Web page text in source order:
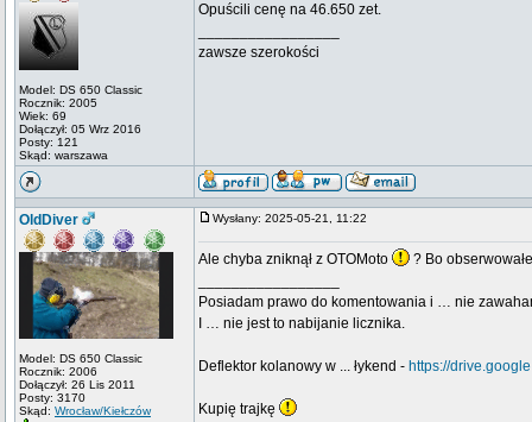
Model: DS 650 Classic
Rocznik: 2005
Wiek: 69
Dołączył: 05 Wrz 2016
Posty: 121
Skąd: warszawa
Opuścili cenę na 46.650 zet.
zawsze szerokości
OldDiver
Model: DS 650 Classic
Rocznik: 2006
Dołączył: 26 Lis 2011
Posty: 3170
Skąd: Wrocław/Kiełczów
Wysłany: 2025-05-21, 11:22
Ale chyba zniknął z OTOMoto
? Bo
Posiadam prawo do komentowania i … nie
I … nie jest to nabijanie licznika.
Deflektor kolanowy w ... łykend - https://
Kupię trajkę